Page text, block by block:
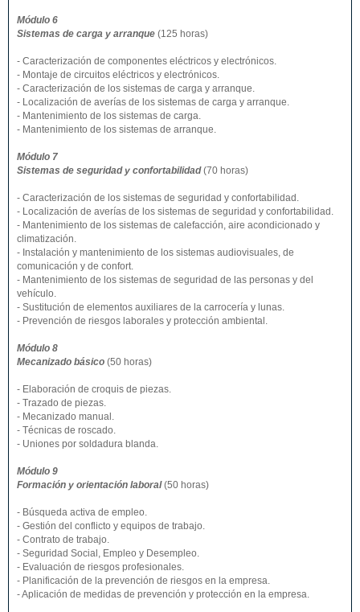
Módulo 6
Sistemas de carga y arranque (125 horas)
- Caracterización de componentes eléctricos y electrónicos.
- Montaje de circuitos eléctricos y electrónicos.
- Caracterización de los sistemas de carga y arranque.
- Localización de averías de los sistemas de carga y arranque.
- Mantenimiento de los sistemas de carga.
- Mantenimiento de los sistemas de arranque.
Módulo 7
Sistemas de seguridad y confortabilidad(70 horas)
- Caracterización de los sistemas de seguridad y confortabilidad.
- Localización de averías de los sistemas de seguridad y confortabilidad.
- Mantenimiento de los sistemas de calefacción, aire acondicionado y
climatización.
- Instalación y mantenimiento de los sistemas audiovisuales, de
comunicación y de confort.
- Mantenimiento de los sistemas de seguridad de las personas y del
vehículo.
- Sustitución de elementos auxiliares de la carrocería y lunas.
- Prevención de riesgos laborales y protección ambiental.
Módulo 8
Mecanizado básico (50 horas)
- Elaboración de croquis de piezas.
- Trazado de piezas.
- Mecanizado manual.
- Técnicas de roscado.
- Uniones por soldadura blanda.
Módulo 9
Formación y orientación laboral(50 horas)
- Búsqueda activa de empleo.
- Gestión del conflicto y equipos de trabajo.
- Contrato de trabajo.
- Seguridad Social, Empleo y Desempleo.
- Evaluación de riesgos profesionales.
- Planificación de la prevención de riesgos en la empresa.
- Aplicación de medidas de prevención y protección en la empresa.